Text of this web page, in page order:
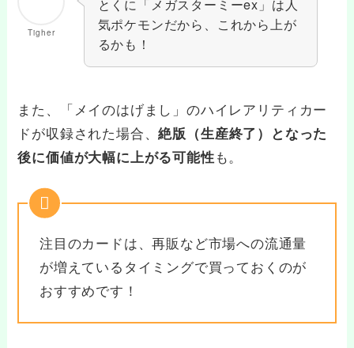
Tigher
とくに「メガスターミーex」は人
気ポケモンだから、これから上が
るかも！
また、「メイのはげまし」のハイレアリティカー
ドが収録された場合、絶版（生産終了）となった
後に価値が大幅に上がる可能性も。
注目のカードは、再販など市場への流通量
が増えているタイミングで買っておくのが
おすすめです！